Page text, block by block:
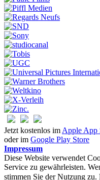
Jetzt kostenlos im Apple App
oder im Google Play Store
Impressum
Diese Website verwendet
Service zu gewährleisten.
stimmen Sie der Nutzung